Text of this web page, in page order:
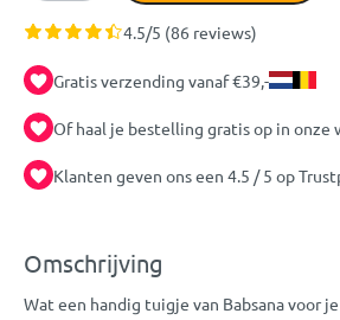
4.5/5 (86 reviews)
Gratis verzending vanaf €39,-
Of haal je bestelling gratis op in onze
Klanten geven ons een 4.5 / 5 op
Omschrijving
Wat een handig tuigje van Babsana voor